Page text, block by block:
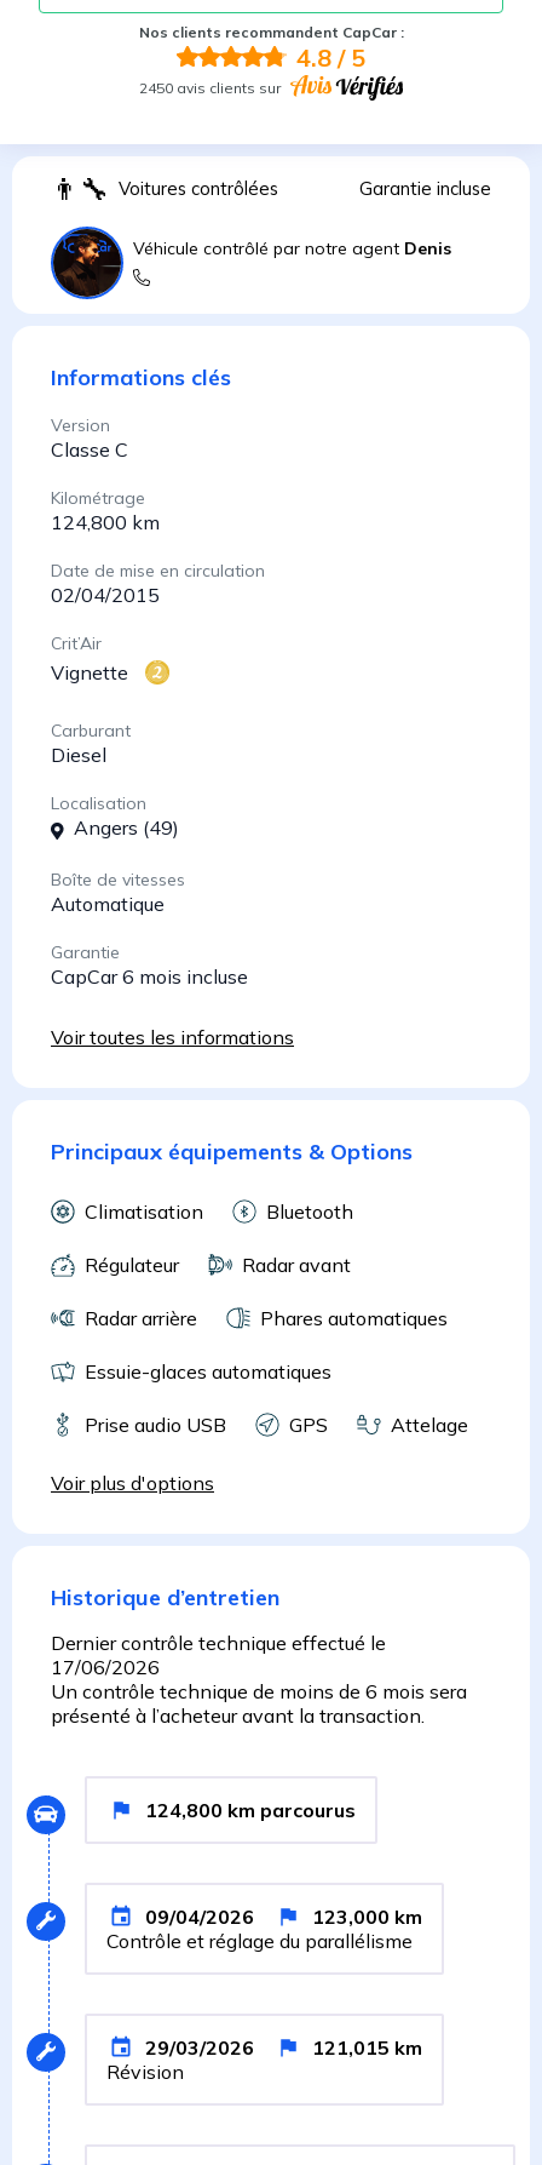
Nos clients recommandent CapCar :
4.8/ 5
2450 avis clients sur
👨 Voitures contrôlées Garantie incluse
Véhicule contrôlé par notre agent Denis
Informations clés
Version
Classe C
Kilométrage
124,800 km
Date de mise en circulation
02/04/2015
Crit’Air
Vignette
Carburant
Diesel
Localisation
Angers (49)
Boîte de vitesses
Automatique
Garantie
CapCar 6 mois incluse
Voir toutes les informations
Principaux équipements & Options
Climatisation Bluetooth
Régulateur Radar avant
Radar arrière Phares automatiques
Essuie-glaces automatiques
Prise audio USB GPS Attelage
Voir plus d'options
Historique d’entretien
Dernier contrôle technique effectué le
17/06/2026
Un contrôle technique de moins de 6 mois sera
présenté à l’acheteur avant la transaction.
124,800 km parcourus
09/04/2026 123,000 km
Contrôle et réglage du parallélisme
29/03/2026 121,015 km
Révision